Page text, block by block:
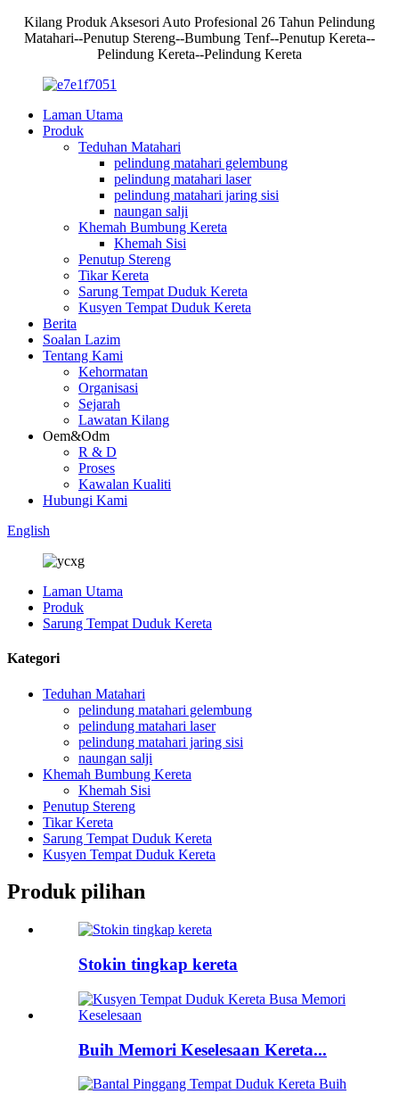
Kilang Produk Aksesori Auto Profesional 26 Tahun Pelindung
Matahari--Penutup Stereng--Bumbung Tenf--Penutup Kereta--
Pelindung Kereta--Pelindung Kereta
Laman Utama
Produk
Teduhan Matahari
pelindung matahari gelembung
pelindung matahari laser
pelindung matahari jaring sisi
naungan salji
Khemah Bumbung Kereta
Khemah Sisi
Penutup Stereng
Tikar Kereta
Sarung Tempat Duduk Kereta
Kusyen Tempat Duduk Kereta
Berita
Soalan Lazim
Tentang Kami
Kehormatan
Organisasi
Sejarah
Lawatan Kilang
Oem&Odm
R & D
Proses
Kawalan Kualiti
Hubungi Kami
English
Laman Utama
Produk
Sarung Tempat Duduk Kereta
Kategori
Teduhan Matahari
pelindung matahari gelembung
pelindung matahari laser
pelindung matahari jaring sisi
naungan salji
Khemah Bumbung Kereta
Khemah Sisi
Penutup Stereng
Tikar Kereta
Sarung Tempat Duduk Kereta
Kusyen Tempat Duduk Kereta
Produk pilihan
Stokin tingkap kereta
Buih Memori Keselesaan Kereta...